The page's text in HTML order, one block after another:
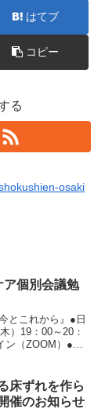
はてブ
コピー
る
osaki
ア個別会議勉
とこれから』●日
）19：00～20：
（ZOOM）●内
場いくみ
床ずれを作ら
催のお知らせ